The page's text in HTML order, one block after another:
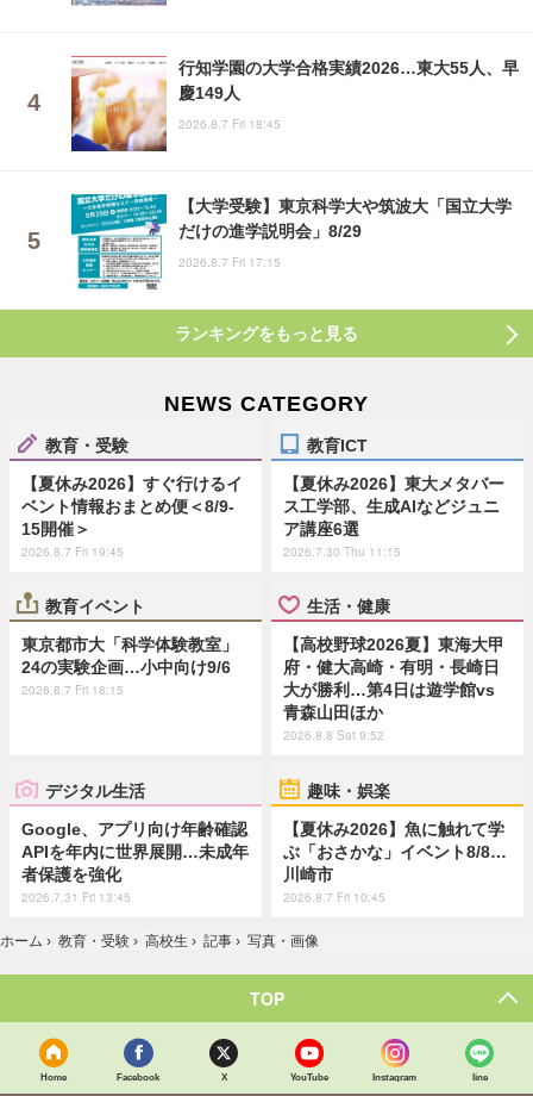
行知学園の大学合格実績2026…東大55人、早
慶149人
2026.8.7 Fri 18:45
【大学受験】東京科学大や筑波大「国立大学
だけの進学説明会」8/29
2026.8.7 Fri 17:15
ランキングをもっと見る
NEWS CATEGORY
教育・受験
【夏休み2026】すぐ行けるイ
ベント情報おまとめ便＜8/9-
15開催＞
2026.8.7 Fri 19:45
教育ICT
【夏休み2026】東大メタバー
ス工学部、生成AIなどジュニ
ア講座6選
2026.7.30 Thu 11:15
教育イベント
東京都市大「科学体験教室」
24の実験企画…小中向け9/6
2026.8.7 Fri 18:15
生活・健康
【高校野球2026夏】東海大甲
府・健大高崎・有明・長崎日
大が勝利…第4日は遊学館vs
青森山田ほか
2026.8.8 Sat 9:52
デジタル生活
Google、アプリ向け年齢確認
APIを年内に世界展開…未成年
者保護を強化
2026.7.31 Fri 13:45
趣味・娯楽
【夏休み2026】魚に触れて学
ぶ「おさかな」イベント8/8…
川崎市
2026.8.7 Fri 10:45
ホーム › 教育・受験 › 高校生 › 記事 › 写真・画像
TOP
Home Facebook X YouTube Instagram line